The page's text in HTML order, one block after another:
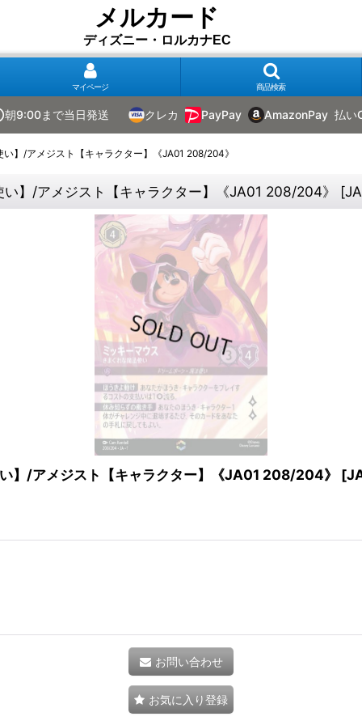
メルカード
ディズニー・ロルカナEC
マイページ 商品検索
朝9:00まで当日発送 クレカ PayPay AmazonPay 払い
】/アメジスト【キャラクター】《JA01 208/204》
】/アメジスト【キャラクター】《JA01 208/204》 [
】/アメジスト【キャラクター】《JA01 208/204》 [
お問い合わせ
お気に入り登録